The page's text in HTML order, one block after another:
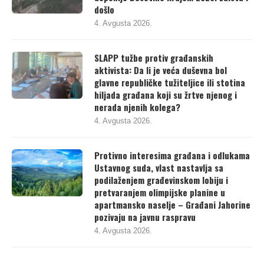
došlo
4. Avgusta 2026.
SLAPP tužbe protiv građanskih
aktivista: Da li je veća duševna bol
glavne republičke tužiteljice ili stotina
hiljada građana koji su žrtve njenog i
nerada njenih kolega?
4. Avgusta 2026.
Protivno interesima građana i odlukama
Ustavnog suda, vlast nastavlja sa
podilaženjem građevinskom lobiju i
pretvaranjem olimpijske planine u
apartmansko naselje – Građani Jahorine
pozivaju na javnu raspravu
4. Avgusta 2026.